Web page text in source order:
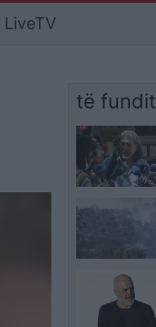
LiveTV
të fundit